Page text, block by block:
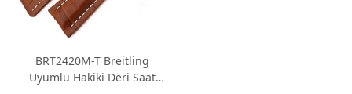
BRT2420M-T Breitling
Uyumlu Hakiki Deri Saat